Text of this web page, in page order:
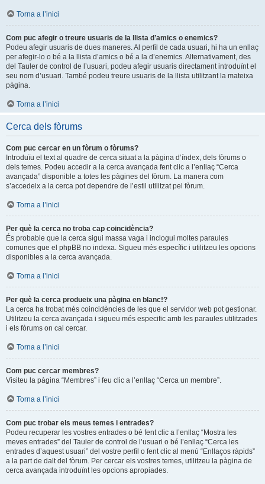
Torna a l’inici
Com puc afegir o treure usuaris de la llista d’amics o enemics?
Podeu afegir usuaris de dues maneres. Al perfil de cada usuari, hi ha un enllaç
per afegir-lo o bé a la llista d’amics o bé a la d’enemics. Alternativament, des
del Tauler de control de l’usuari, podeu afegir usuaris directament introduïnt el
seu nom d’usuari. També podeu treure usuaris de la llista utilitzant la mateixa
pàgina.
Torna a l’inici
Cerca dels fòrums
Com puc cercar en un fòrum o fòrums?
Introduïu el text al quadre de cerca situat a la pàgina d’índex, dels fòrums o
dels temes. Podeu accedir a la cerca avançada fent clic a l’enllaç “Cerca
avançada” disponible a totes les pàgines del fòrum. La manera com
s’accedeix a la cerca pot dependre de l’estil utilitzat pel fòrum.
Torna a l’inici
Per què la cerca no troba cap coincidència?
És probable que la cerca sigui massa vaga i inclogui moltes paraules
comunes que el phpBB no indexa. Sigueu més específic i utilitzeu les opcions
disponibles a la cerca avançada.
Torna a l’inici
Per què la cerca produeix una pàgina en blanc!?
La cerca ha trobat més coincidències de les que el servidor web pot gestionar.
Utilitzeu la cerca avançada i sigueu més especific amb les paraules utilitzades
i els fòrums on cal cercar.
Torna a l’inici
Com puc cercar membres?
Visiteu la pàgina “Membres” i feu clic a l’enllaç “Cerca un membre”.
Torna a l’inici
Com puc trobar els meus temes i entrades?
Podeu recuperar les vostres entrades o bé fent clic a l’enllaç “Mostra les
meves entrades” del Tauler de control de l’usuari o bé l’enllaç “Cerca les
entrades d’aquest usuari” del vostre perfil o fent clic al menú “Enllaços ràpids”
a la part de dalt del fòrum. Per cercar els vostres temes, utilitzeu la pàgina de
cerca avançada introduïnt les opcions apropiades.